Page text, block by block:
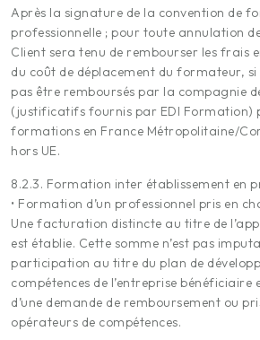
Après la signature de la convention de
professionnelle ; pour toute annulation
Client sera tenu de rembourser les frais
du coût de déplacement du formateur, si
pas être remboursés par la compagnie
(justificatifs fournis par EDI Formation)
formations en France Métropolitaine/
hors UE.
8.2.3. Formation inter établissement en
• Formation d’un professionnel pris en
Une facturation distincte au titre de
est établie. Cette somme n’est pas
participation au titre du plan de
compétences de l’entreprise bénéficiaire
d’une demande de remboursement ou
opérateurs de compétences.